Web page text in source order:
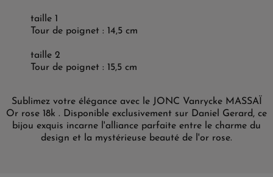
taille 1
Tour de poignet : 14,5 cm
taille 2
Tour de poignet : 15,5 cm
Sublimez votre élégance avec le JONC Vanrycke MASSAÏ
Or rose 18k . Disponible exclusivement sur Daniel Gerard, ce
bijou exquis incarne l'alliance parfaite entre le charme du
design et la mystérieuse beauté de l'or rose.